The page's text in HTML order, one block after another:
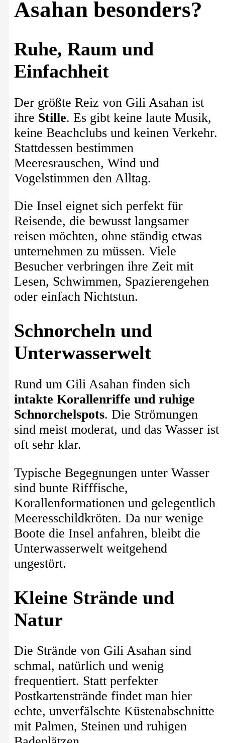
Asahan besonders?
Ruhe, Raum und
Einfachheit
Der größte Reiz von Gili Asahan ist
ihre Stille. Es gibt keine laute Musik,
keine Beachclubs und keinen Verkehr.
Stattdessen bestimmen
Meeresrauschen, Wind und
Vogelstimmen den Alltag.
Die Insel eignet sich perfekt für
Reisende, die bewusst langsamer
reisen möchten, ohne ständig etwas
unternehmen zu müssen. Viele
Besucher verbringen ihre Zeit mit
Lesen, Schwimmen, Spazierengehen
oder einfach Nichtstun.
Schnorcheln und
Unterwasserwelt
Rund um Gili Asahan finden sich
intakte Korallenriffe und ruhige
Schnorchelspots. Die Strömungen
sind meist moderat, und das Wasser ist
oft sehr klar.
Typische Begegnungen unter Wasser
sind bunte Rifffische,
Korallenformationen und gelegentlich
Meeresschildkröten. Da nur wenige
Boote die Insel anfahren, bleibt die
Unterwasserwelt weitgehend
ungestört.
Kleine Strände und
Natur
Die Strände von Gili Asahan sind
schmal, natürlich und wenig
frequentiert. Statt perfekter
Postkartenstrände findet man hier
echte, unverfälschte Küstenabschnitte
mit Palmen, Steinen und ruhigen